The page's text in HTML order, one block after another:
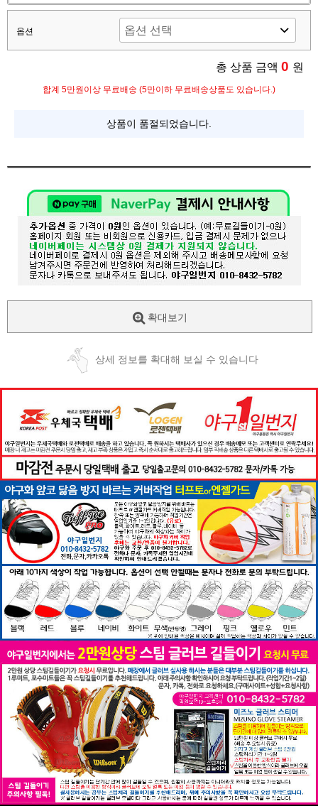
옵션
총 상품 금액 0 원
합계 5만원이상 무료배송 (5만이하 무료배송상품도 있습니다.)
상품이 품절되었습니다.
확대보기
상세 정보를 확대해 보실 수 있습니다